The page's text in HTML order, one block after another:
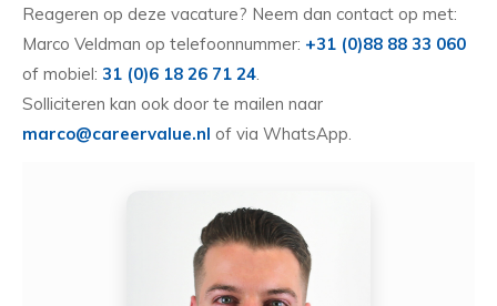
Reageren op deze vacature? Neem dan contact op met:
Marco Veldman op telefoonnummer: +31 (0)88 88 33 060
of mobiel: 31 (0)6 18 26 71 24
Solliciteren kan ook door te mailen naar
marco@careervalue.nl of via WhatsApp.